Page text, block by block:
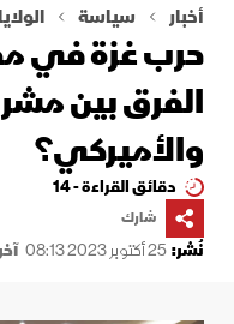
أخبار سياسة
حرب غزة في
الفرق بين
والأميركي؟
دقائق القراءة - 14
شارك
نُشر:25 أكتوبر 2023 08:13